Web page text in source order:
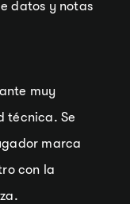
datos y notas
muy
técnica. Se
marca
con la